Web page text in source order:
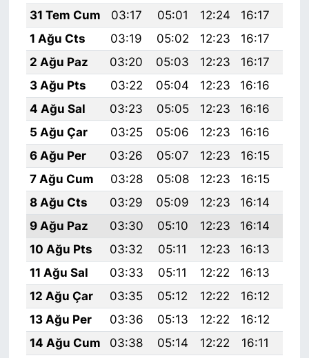
31 Tem Cum
03:17 05:01 12:24 16:17
1 Ağu Cts
03:19 05:02 12:23 16:17
2 Ağu Paz
03:20 05:03 12:23 16:17
3 Ağu Pts
03:22 05:04 12:23 16:16
4 Ağu Sal
03:23 05:05 12:23 16:16
5 Ağu Çar
03:25 05:06 12:23 16:16
6 Ağu Per
03:26 05:07 12:23 16:15
7 Ağu Cum
03:28 05:08 12:23 16:15
8 Ağu Cts
03:29 05:09 12:23 16:14
9 Ağu Paz
03:30 05:10 12:23 16:14
10 Ağu Pts
03:32 05:11 12:23 16:13
11 Ağu Sal
03:33 05:11 12:22 16:13
12 Ağu Çar
03:35 05:12 12:22 16:12
13 Ağu Per
03:36 05:13 12:22 16:12
14 Ağu Cum
03:38 05:14 12:22 16:11